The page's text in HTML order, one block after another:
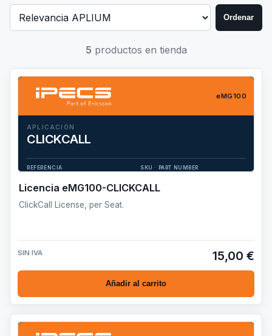
Ordenar
5 productos en tienda
eMG100
APLICACIÓN
CLICKCALL
REFERENCIA SKU · PART NUMBER
Licencia eMG100-CLICKCALL
ClickCall License, per Seat.
SIN IVA 15,00 €
Añadir al carrito